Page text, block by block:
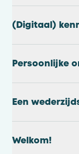
(Digitaal)
Persoonlijke
Een
Welkom!